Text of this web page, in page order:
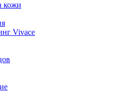
кожи
Vivace